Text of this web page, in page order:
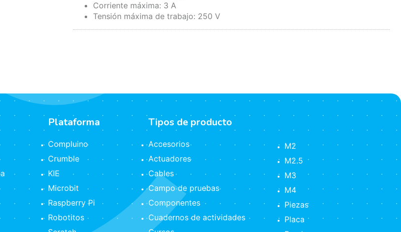
Corriente máxima: 3 A
Tensión máxima de trabajo: 250 V
Plataforma
Compluino
Crumble
KIE
Microbit
Raspberry Pi
Robotitos
Tipos de producto
Accesorios
Actuadores
Cables
Campo de pruebas
Componentes
Cuadernos de actividades
M2
M2.5
M3
M4
Piezas
Placa